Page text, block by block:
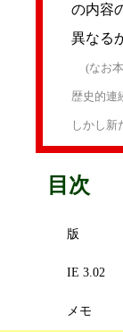
の内容
異なる
(なお
歴史的連
しかし新
目次
版
IE 3.02
メモ